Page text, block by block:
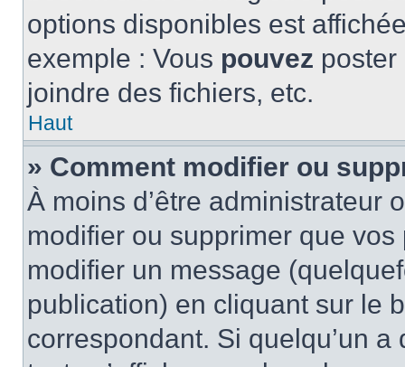
options disponibles est
exemple : Vous pouvez
joindre des fichiers, etc.
Haut
» Comment modifier ou
À moins d’être administrateur
modifier ou supprimer que
modifier un message
publication) en cliquant sur le
correspondant. Si quelqu’un